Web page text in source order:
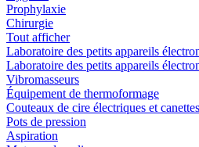
Prophylaxie
Chirurgie
Tout afficher
Laboratoire des petits appareils
Laboratoire des petits appareils
Vibromasseurs
Équipement de thermoformage
Couteaux de cire électriques et
Pots de pression
Aspiration